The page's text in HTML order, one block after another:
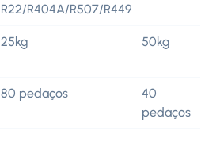
R22/R404A/R507/R449
25kg 50kg
80 pedaços
40
pedaços